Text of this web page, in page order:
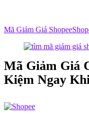
Mã Giảm Giá Shopee
Mã Giảm Giá
Kiệm Ngay